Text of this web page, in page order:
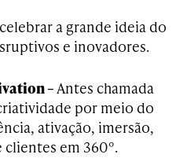
a grande ideia do
e inovadores.
–Antes chamada
por meio do
ativação, imersão,
em 360°.